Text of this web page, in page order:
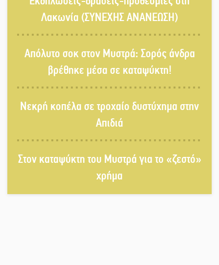
τέχνη της πέτρας
Ζουγανέλη το Σαϊνοπούλειο
δίνει «χρώμα» στον Αύγουστο του
Λαχίου
ξεσκέπασε η Αστυνομία
Μπαρόκ μελωδίες κάτω από την
Λακωνία (ΣΥΝΕΧΗΣ ΑΝΑΝΕΩΣΗ)
Απόλυτο σοκ στον Μυστρά: Σορός άνδρα
βρέθηκε μέσα σε καταψύκτη!
Νεκρή κοπέλα σε τροχαίο δυστύχημα στην
Απιδιά
Στον καταψύκτη του Μυστρά για το «ζεστό»
χρήμα